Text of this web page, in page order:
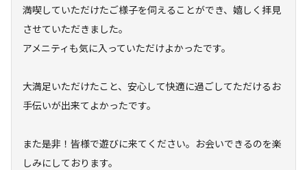
満喫していただけたご様子を伺えることができ、嬉しく拝見
させていただきました。
アメニティも気に入っていただけよかったです。
大満足いただけたこと、安心して快適に過ごしてただけるお
手伝いが出来てよかったです。
また是非！皆様で遊びに来てください。お会いできるのを楽
しみにしております。